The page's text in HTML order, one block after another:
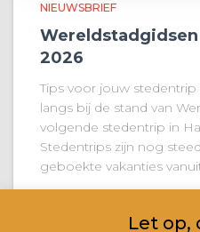
NIEUWSBRIEF
2026
Tips voor jouw
langs bij de stand van
volgende stedentrip in
Stedentrips zijn nog
geboekte vakanties
Let op,